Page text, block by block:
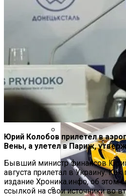
Врачи
Часто Пить Кофе
Симоненко
Деятельность
«Аватар»
Создание
Юрий Колобов прилетел в
Вены, а улетел в Париж,
Бывший министр финансов
августа прилетал в Украину. Как
издание Хроника.инфо, об этом
ссылкой на свои источники во